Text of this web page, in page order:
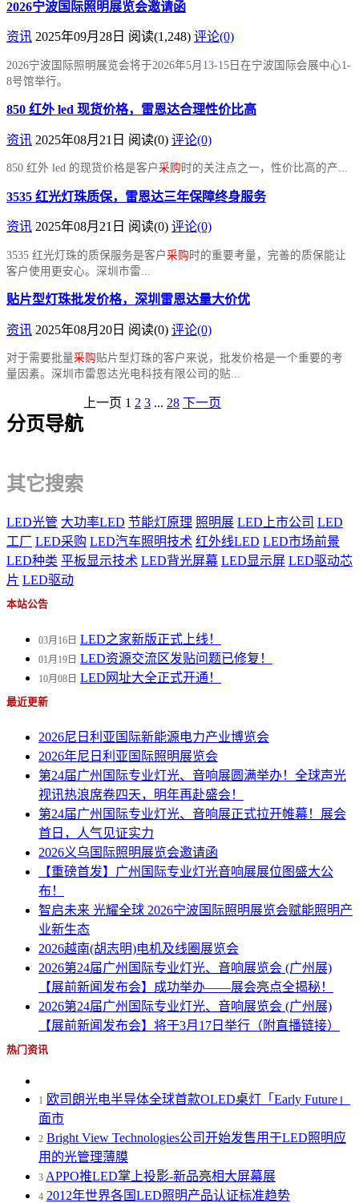
2026宁波国际照明展览会邀请函
资讯 2025年09月28日 阅读(1,248) 评论(0)
2026宁波国际照明展览会将于2026年5月13-15日在宁波国际会展中心1-
8号馆举行。
850 红外 led 现货价格，雷恩达合理性价比高
资讯 2025年08月21日 阅读(0) 评论(0)
850 红外 led 的现货价格是客户采购 时的关注点之一，性价比高的产...
3535 红光灯珠质保，雷恩达三年保障终身服务
资讯 2025年08月21日 阅读(0) 评论(0)
3535 红光灯珠的质保服务是客户采购 时的重要考量，完善的质保能让
客户使用更安心。深圳市雷...
贴片型灯珠批发价格，深圳雷恩达量大价优
资讯 2025年08月20日 阅读(0) 评论(0)
对于需要批量采购贴片型灯珠的客户来说，批发价格是一个重要的考
量因素。深圳市雷恩达光电科技有限公司的贴...
分页导航
上一页 1 2 3 ... 28 下一页
其它搜索
LED光管 大功率LED 节能灯原理 照明展 LED上市公司 LED
工厂
LED采购 LED汽车照明技术 红外线LED LED市场前景
LED种类 平板显示技术 LED背光屏幕 LED显示屏 LED驱动芯
片 LED驱动
本站公告
03月16日 LED之家新版正式上线！
01月19日 LED资源交流区发贴问题已修复！
10月08日 LED网址大全正式开通！
最近更新
2026尼日利亚国际新能源电力产业博览会
2026年尼日利亚国际照明展览会
第24届广州国际专业灯光、音响展圆满举办！全球声光
视讯热浪席卷四天，明年再赴盛会！
第24届广州国际专业灯光、音响展正式拉开帷幕！展会
首日，人气见证实力
2026义乌国际照明展览会邀请函
【重磅首发】广州国际专业灯光音响展展位图盛大公
布！
智启未来 光耀全球 2026宁波国际照明展览会赋能照明产
业新生态
2026越南(胡志明)电机及线圈展览会
2026第24届广州国际专业灯光、音响展览会 (广州展)
【展前新闻发布会】成功举办——展会亮点全揭秘！
2026第24届广州国际专业灯光、音响展览会 (广州展)
【展前新闻发布会】将于3月17日举行（附直播链接）
热门资讯
1 欧司朗光电半导体全球首款OLED桌灯「Early Future」
面市
2 Bright View Technologies公司开始发售用于LED照明应
用的光管理薄膜
3 APPO推LED掌上投影-新品亮相大屏幕展
4 2012年世界各国LED照明产品认证标准趋势